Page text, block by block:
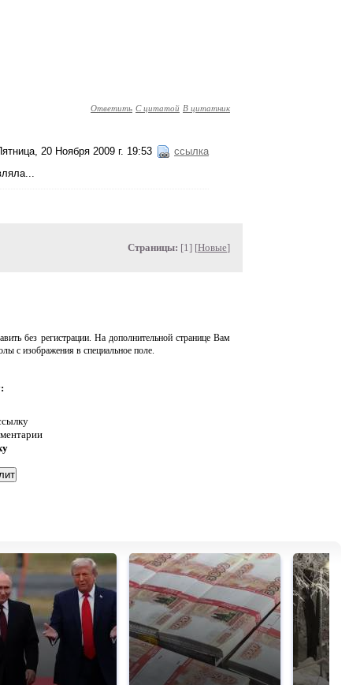
Ответить С цитатой В цитатник
20 Ноября 2009 г. 19:53 ссылка
Страницы: [1] [Новые]
без регистрации. На дополнительной странице Вам
с изображения в специальное поле.